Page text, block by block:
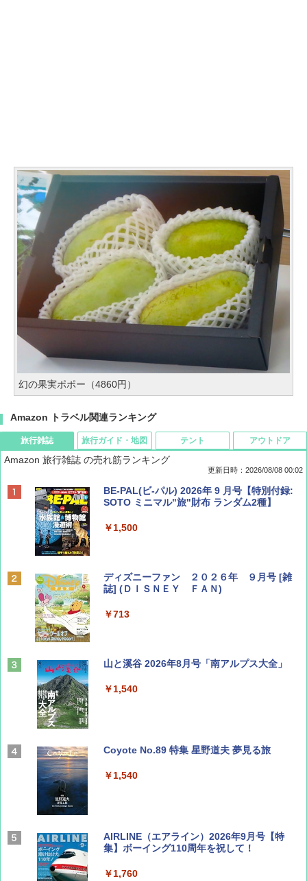
幻の果実ポポー（4860円）
Amazon トラベル関連ランキング
旅行雑誌
Amazon 旅行雑誌 の売れ筋ランキング
更新日時：2026/08/08 00:02
BE-PAL(ビ-パル) 2026年 9 月号【特別付録:
SOTO ミニマル"旅"財布 ランダム2種】
￥1,500
ディズニーファン ２０２６年 ９月号 [雑
誌] (ＤＩＳＮＥＹ ＦＡＮ)
￥713
山と溪谷 2026年8月号「南アルプス大全」
￥1,540
Coyote No.89 特集 星野道夫 夢見る旅
￥1,540
AIRLINE（エアライン）2026年9月号【特
集】ボーイング110周年を祝して！
￥1,760
旅行ガイド・地図 テント アウトドア